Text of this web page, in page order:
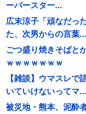
ーパースター...
広末涼子「頑なだっ
た、次男からの言葉...
ごつ盛り焼きそばと
ｗｗｗｗｗｗｗ
【雑談】ウマスレで
いていけないってマ...
被災地・熊本、泥酔